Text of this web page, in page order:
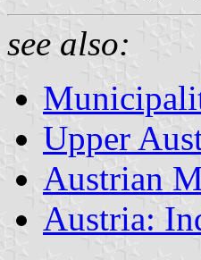
see also:
Upper
Austrian
Austria: